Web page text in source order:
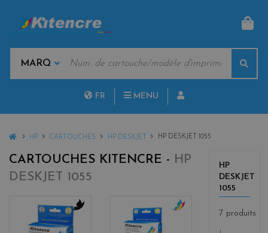
MARQUES
CLÉS
FR MENU
HOME
HP CARTOUCHES HP DESKJET HP DESKJET 1055
CARTOUCHES KITENCRE - HP
DESKJET 1055
l
HP
DESKJET
1055
7 produits